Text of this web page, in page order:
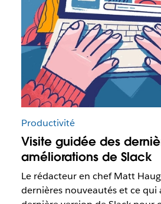
Productivité
Visite guidée des
améliorations de Slack
Le rédacteur en chef Matt
dernières nouveautés et ce qui